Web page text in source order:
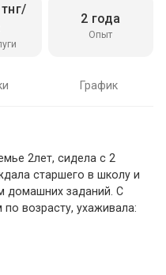
Опыт
2 года
График
2лет, сидела с 2
старшего в школу и
домашних заданий. С
возрасту, ухаживала: